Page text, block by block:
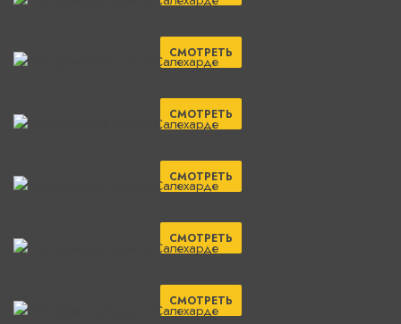
СМОТРЕТЬ
СМОТРЕТЬ
СМОТРЕТЬ
СМОТРЕТЬ
СМОТРЕТЬ